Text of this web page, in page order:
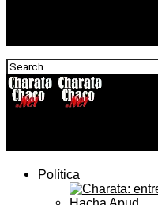
Política